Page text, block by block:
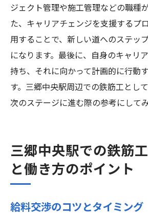
ジェクト管理や施工管理などの職種
た、キャリアチェンジを支援するプ
用することで、新しい道へのステッ
になります。最後に、自身のキャリ
持ち、それに向かって計画的に行動
す。三郷中央駅周辺での鉄筋工とし
次のステージに進む際の参考にして
三郷中央駅での鉄筋
と働き方のポイント
給料交渉のコツとタイミング